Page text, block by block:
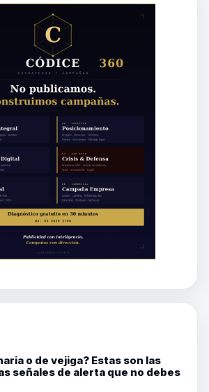
o de vejiga? Estas son las
señales de alerta que no debes